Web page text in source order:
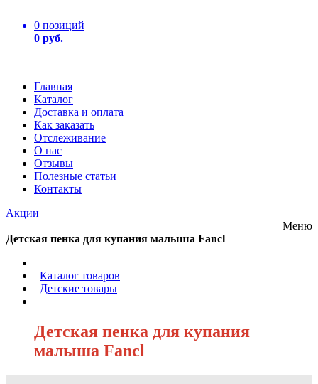
0 позиций
0 руб.
Главная
Каталог
Доставка и оплата
Как заказать
Отслеживание
О нас
Отзывы
Полезные статьи
Контакты
Акции
Меню
Детская пенка для купания малыша Fancl
Каталог товаров
Детские товары
Детская пенка для купания
малыша Fancl